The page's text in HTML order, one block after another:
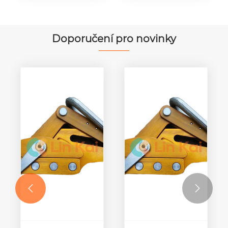
Doporučení pro novinky
 